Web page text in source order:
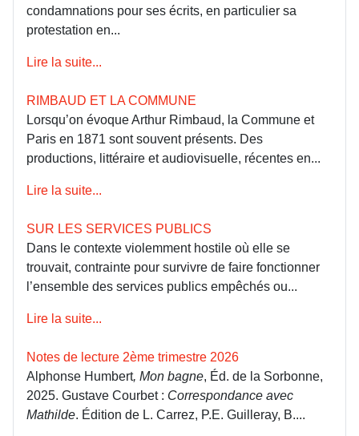
condamnations pour ses écrits, en particulier sa
protestation en...
Lire la suite...
RIMBAUD ET LA COMMUNE
Lorsqu’on évoque Arthur Rimbaud, la Commune et
Paris en 1871 sont souvent présents. Des
productions, littéraire et audiovisuelle, récentes en...
Lire la suite...
SUR LES SERVICES PUBLICS
Dans le contexte violemment hostile où elle se
trouvait, contrainte pour survivre de faire fonctionner
l’ensemble des services publics empêchés ou...
Lire la suite...
Notes de lecture 2ème trimestre 2026
Alphonse Humbert, Mon bagne, Éd. de la Sorbonne,
2025. Gustave Courbet : Correspondance avec
Mathilde. Édition de L. Carrez, P.E. Guilleray, B....